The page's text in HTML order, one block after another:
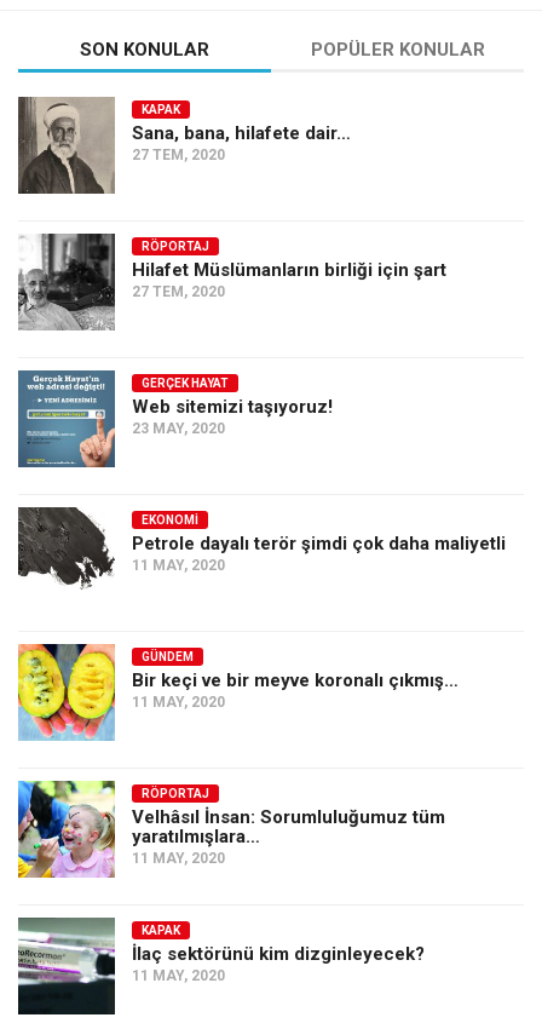
SON KONULAR POPÜLER KONULAR
KAPAK
Sana, bana, hilafete dair…
27 TEM, 2020
RÖPORTAJ
Hilafet Müslümanların birliği için şart
27 TEM, 2020
GERÇEK HAYAT
Web sitemizi taşıyoruz!
23 MAY, 2020
EKONOMI
Petrole dayalı terör şimdi çok daha maliyetli
11 MAY, 2020
GÜNDEM
Bir keçi ve bir meyve koronalı çıkmış…
11 MAY, 2020
RÖPORTAJ
Velhâsıl İnsan: Sorumluluğumuz tüm
yaratılmışlara…
11 MAY, 2020
KAPAK
İlaç sektörünü kim dizginleyecek?
11 MAY, 2020